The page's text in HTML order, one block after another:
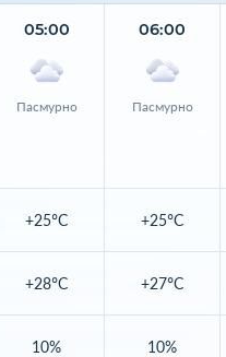
05:00
Пасмурно
+25°C
+28°C
10%
06:00
Пасмурно
+25°C
+27°C
10%